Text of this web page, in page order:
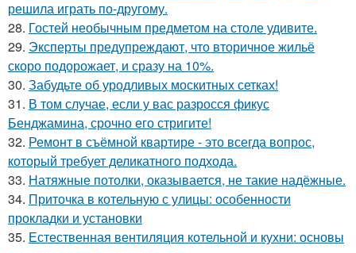
решила играть по-другому.
28. Гостей необычным предметом на столе удивите.
29. Эксперты предупреждают, что вторичное жильё
скоро подорожает, и сразу на 10%.
30. Забудьте об уродливых москитных сетках!
31. В том случае, если у вас разросся фикус
Бенджамина, срочно его стригите!
32. Ремонт в съёмной квартире - это всегда вопрос,
который требует деликатного подхода.
33. Натяжные потолки, оказывается, не такие надёжные.
34. Приточка в котельную с улицы: особенности
прокладки и установки
35. Естественная вентиляция котельной и кухни: основы